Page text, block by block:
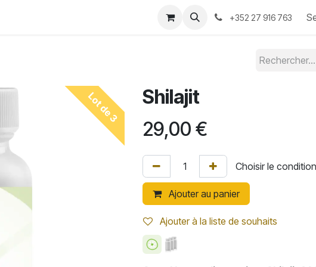
Blog +352 27 916 763
Lot de 3
Shilajit
29,00 €
Ajouter au panier
Ajouter à la liste de souhaits